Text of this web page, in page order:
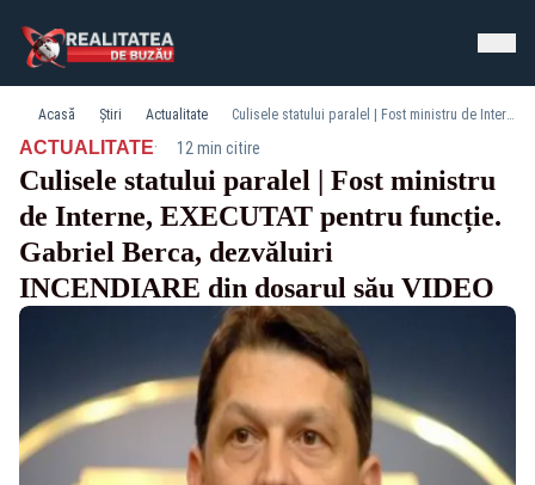
Acasă Știri Actualitate Culisele statului paralel | Fost ministru de Interne, EXECUTAT pentru funcție. Gabriel Berca, dezvăluiri INCENDIARE din dosarul său VIDEO
ACTUALITATE· 12 min citire
Culisele statului paralel | Fost ministru
de Interne, EXECUTAT pentru funcție.
Gabriel Berca, dezvăluiri
INCENDIARE din dosarul său VIDEO